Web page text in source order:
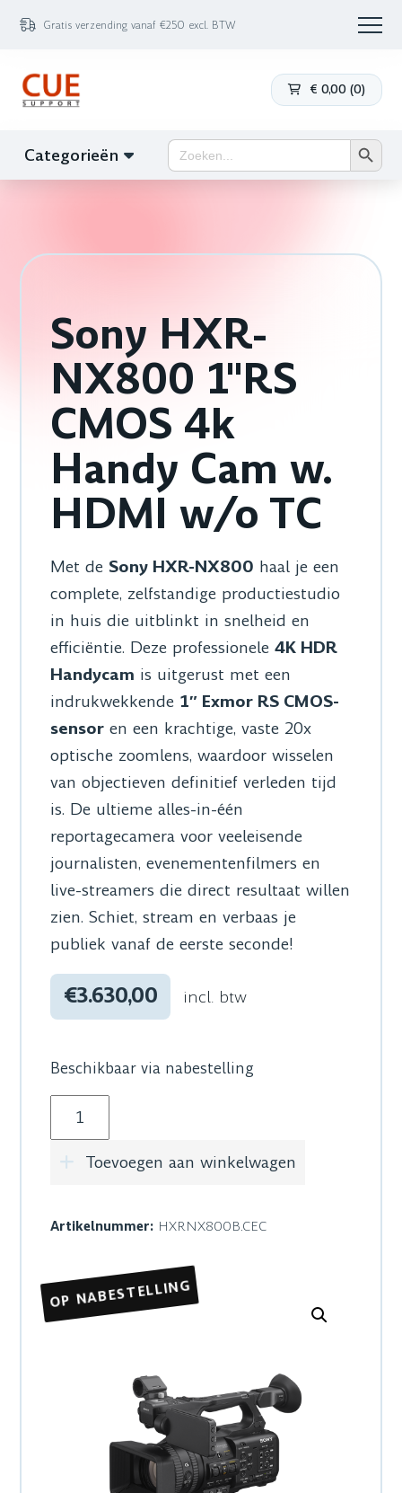
Gratis verzending vanaf €250 excl. BTW
€ 0,00 (0)
Categorieën Zoek
naar:
Sony HXR-
NX800 1"RS
CMOS 4k
Handy Cam w.
HDMI w/o TC
Met de Sony HXR-NX800 haal je een
complete, zelfstandige productiestudio
in huis die uitblinkt in snelheid en
efficiëntie. Deze professionele4K HDR
Handycam is uitgerust met een
indrukwekkende 1″ Exmor RS CMOS-
sensor en een krachtige, vaste 20x
optische zoomlens, waardoor wisselen
van objectieven definitief verleden tijd
is. De ultieme alles-in-één
reportagecamera voor veeleisende
journalisten, evenementenfilmers en
live-streamers die direct resultaat willen
zien. Schiet, stream en verbaas je
publiek vanaf de eerste seconde!
€3.630,00 incl. btw
Beschikbaar via nabestelling
Sony HXR-NX800 1"RS CMOS 4k Handy
Toevoegen aan winkelwagen
Artikelnummer: HXRNX800B.CEC
OP NABESTELLING